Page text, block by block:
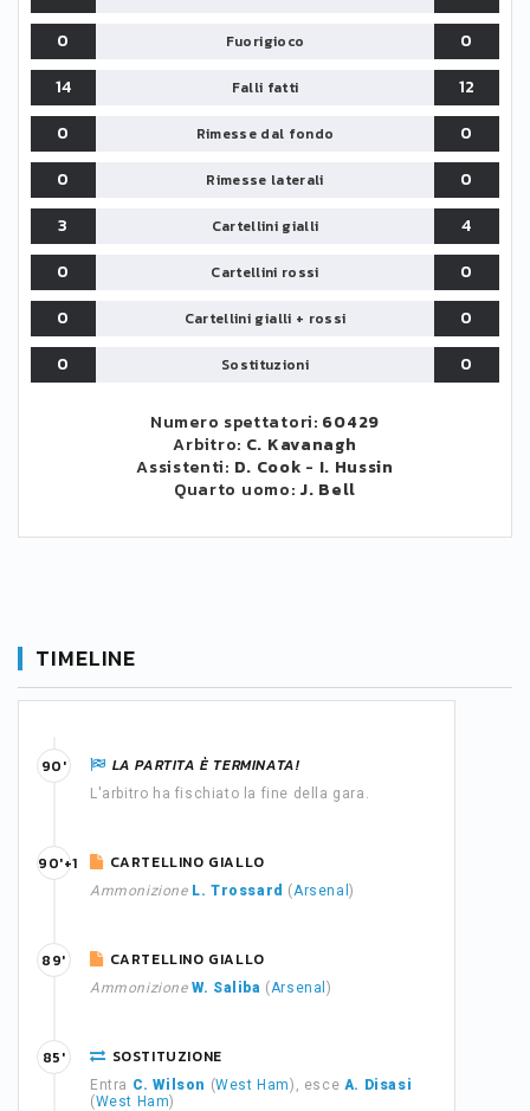
0
Fuorigioco
0
14
Falli fatti
12
0
Rimesse dal fondo
0
0
Rimesse laterali
0
3
Cartellini gialli
4
0
Cartellini rossi
0
0
Cartellini gialli + rossi
0
0
Sostituzioni 0
Numero spettatori: 60429
Arbitro: C. Kavanagh
Assistenti: D. Cook - I. Hussin
Quarto uomo: J. Bell
TIMELINE
LA PARTITA È TERMINATA!
L'arbitro ha fischiato la fine della gara.
90'
CARTELLINO GIALLO
Ammonizione L. Trossard (Arsenal)
90'+1
CARTELLINO GIALLO
Ammonizione W. Saliba (Arsenal)
89'
SOSTITUZIONE
Entra C. Wilson (West Ham), esce A. Disasi
(West Ham)
85'